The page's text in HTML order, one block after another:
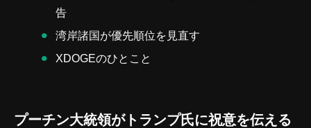
告
湾岸諸国が優先順位を見直す
XDOGEのひとこと
プーチン大統領がトランプ氏に祝意を伝える